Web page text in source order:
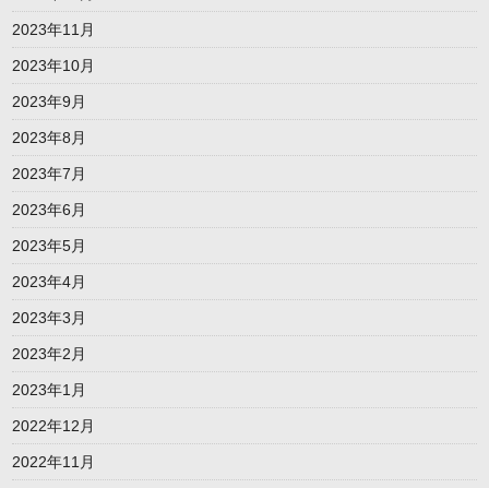
2023年11月
2023年10月
2023年9月
2023年8月
2023年7月
2023年6月
2023年5月
2023年4月
2023年3月
2023年2月
2023年1月
2022年12月
2022年11月